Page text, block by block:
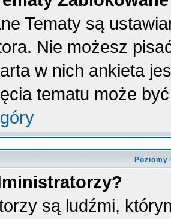
Tematy są
Nie możesz
w nich ankieta
tematu może
są ludźmi,